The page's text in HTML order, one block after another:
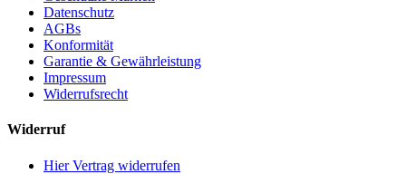
Datenschutz
AGBs
Konformität
Garantie & Gewährleistung
Impressum
Widerrufsrecht
Widerruf
Hier Vertrag widerrufen